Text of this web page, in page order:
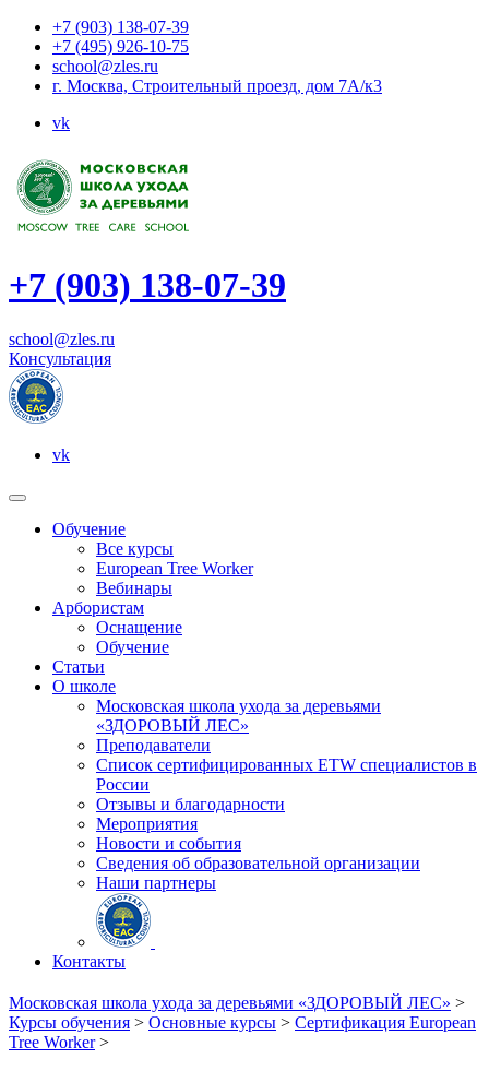
+7 (903) 138-07-39
+7 (495) 926-10-75
school@zles.ru
г. Москва, Строительный проезд, дом 7А/к3
vk
+7 (903) 138-07-39
school@zles.ru
Консультация
vk
Обучение
Все курсы
European Tree Worker
Вебинары
Арбористам
Оснащение
Обучение
Статьи
О школе
Московская школа ухода за деревьями
«ЗДОРОВЫЙ ЛЕС»
Преподаватели
Список сертифицированных ETW специалистов в
России
Отзывы и благодарности
Мероприятия
Новости и события
Сведения об образовательной организации
Наши партнеры
Контакты
Московская школа ухода за деревьями «ЗДОРОВЫЙ ЛЕС» >
Курсы обучения > Основные курсы > Сертификация European
Tree Worker>